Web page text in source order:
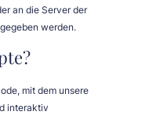
an die Server der
werden.
mit dem unsere
interaktiv